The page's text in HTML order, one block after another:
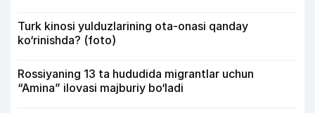
Turk kinosi yulduzlarining ota-onasi qanday
ko‘rinishda? (foto)
Rossiyaning 13 ta hududida migrantlar uchun
“Amina” ilovasi majburiy bo‘ladi